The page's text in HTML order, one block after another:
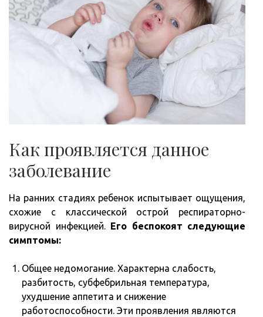
Как проявляется данное
заболевание
На ранних стадиях ребенок испытывает ощущения,
схожие с классической острой респираторно-
вирусной инфекцией. Его беспокоят следующие
симптомы:
Общее недомогание. Характерна слабость,
разбитость, субфебрильная температура,
ухудшение аппетита и снижение
работоспособности. Эти проявления являются